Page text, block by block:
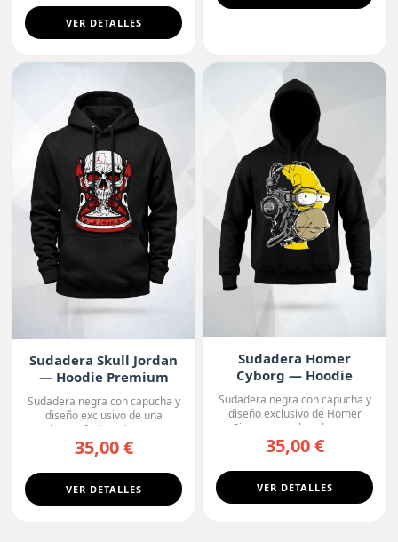
VER DETALLES
Sudadera Skull Jordan
— Hoodie Premium
Sudadera negra con capucha y
diseño exclusivo de una
calavera fusionada con u...
35,00 €
VER DETALLES
Sudadera Homer
Cyborg — Hoodie
Sudadera negra con capucha y
diseño exclusivo de Homer
Simpson con la cabeza ...
35,00 €
VER DETALLES